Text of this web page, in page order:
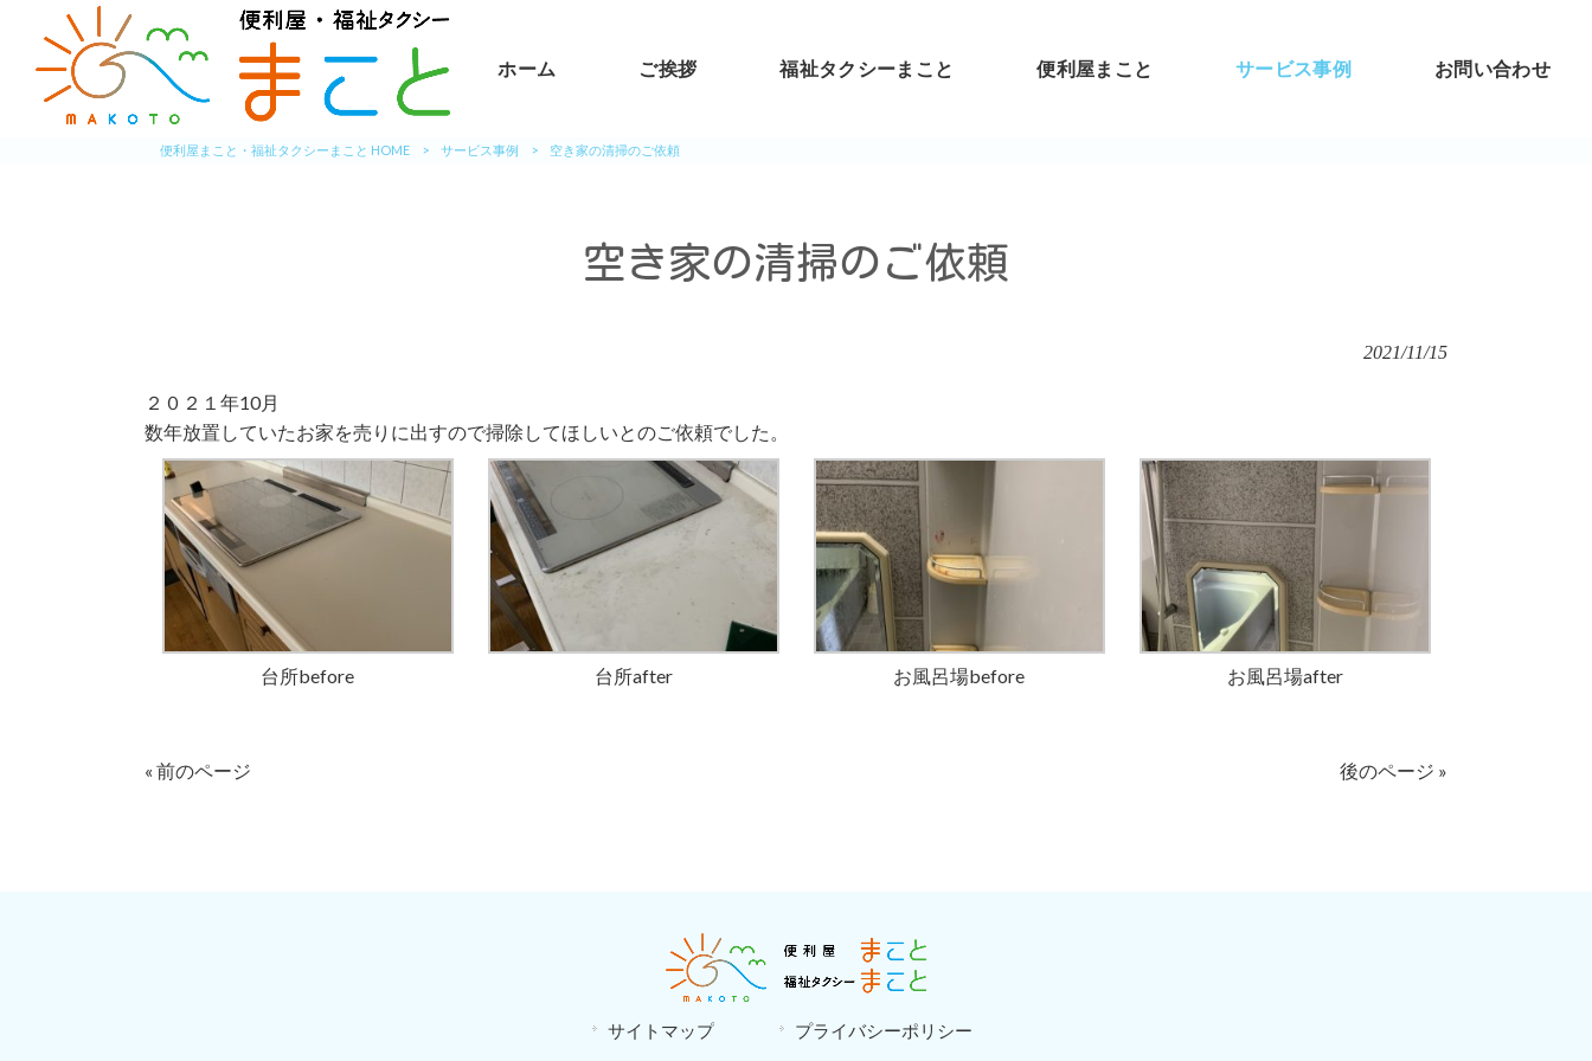
ホーム ご挨拶 福祉タクシーまこと 便利屋まこと サービス事例 お問い合わせ
便利屋まこと・福祉タクシーまこと HOME > サービス事例 > 空き家の清掃のご依頼
空き家の清掃のご依頼
2021/11/15
２０２１年10月
数年放置していたお家を売りに出すので掃除してほしいとのご依頼でした。
台所before 台所after お風呂場before お風呂場after
« 前のページ 後のページ »
サイトマップ プライバシーポリシー